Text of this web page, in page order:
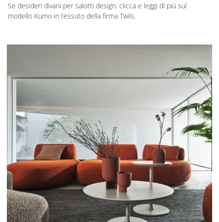
Se desideri divani per salotti design, clicca e leggi di più sul
modello Kumo in tessuto della firma Twils.